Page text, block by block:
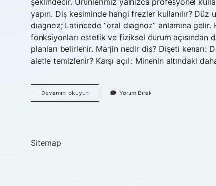
şeklindedir. Ürünlerimiz yalnızca profesyonel
yapın. Diş kesiminde hangi frezler kullanılır?
diagnoz; Latincede “oral diagnoz” anlamına
fonksiyonları estetik ve fiziksel durum
planları belirlenir. Marjin nedir diş? Dişeti kenarı:
aletle temizlenir? Karşı açılı: Minenin altındaki
Devamını okuyun
Nedir
Yorum Bırak
Sitemap